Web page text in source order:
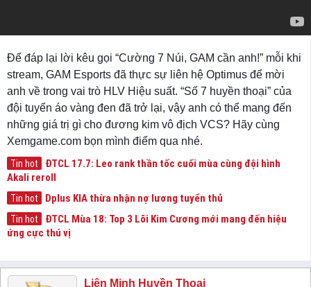
Để đáp lại lời kêu gọi “Cường 7 Núi, GAM cần anh!” mỗi khi
stream, GAM Esports đã thực sự liên hệ Optimus để mời
anh về trong vai trò HLV Hiệu suất. “Số 7 huyền thoại” của
đội tuyển áo vàng đen đã trở lại, vậy anh có thể mang đến
những giá trị gì cho đương kim vô địch VCS? Hãy cùng
Xemgame.com bọn mình điểm qua nhé.
Tin hot
ĐTCL 17.7: Leo rank thần tốc cuối mùa cùng đội hình
Akali reroll
Tin hot Dplus KIA thừa nhận nợ lương tuyển thủ
Tin hot
ĐTCL Mùa 18: Top 3 Lõi Kim Cương mới mang đến hiệu
ứng cực thú vị
Liên Minh Huyền Thoại